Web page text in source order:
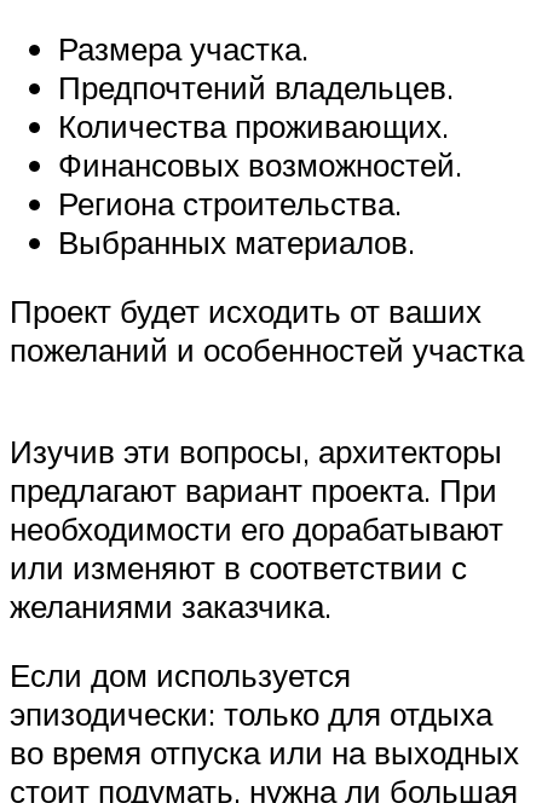
Размера участка.
Предпочтений владельцев.
Количества проживающих.
Финансовых возможностей.
Региона строительства.
Выбранных материалов.
Проект будет исходить от ваших
пожеланий и особенностей участка
Изучив эти вопросы, архитекторы
предлагают вариант проекта. При
необходимости его дорабатывают
или изменяют в соответствии с
желаниями заказчика.
Если дом используется
эпизодически: только для отдыха
во время отпуска или на выходных
стоит подумать, нужна ли большая